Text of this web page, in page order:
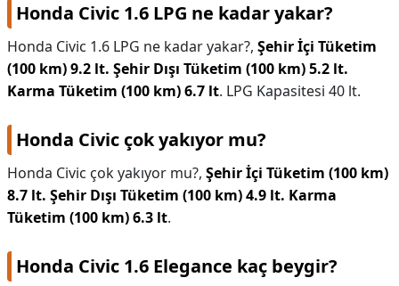
Honda Civic 1.6 LPG ne kadar yakar?
Honda Civic 1.6 LPG ne kadar yakar?, Şehir İçi Tüketim
(100 km) 9.2 lt. Şehir Dışı Tüketim (100 km) 5.2 lt.
Karma Tüketim (100 km) 6.7 lt. LPG Kapasitesi 40 lt.
Honda Civic çok yakıyor mu?
Honda Civic çok yakıyor mu?, Şehir İçi Tüketim (100 km)
8.7 lt. Şehir Dışı Tüketim (100 km) 4.9 lt. Karma
Tüketim (100 km) 6.3 lt.
Honda Civic 1.6 Elegance kaç beygir?